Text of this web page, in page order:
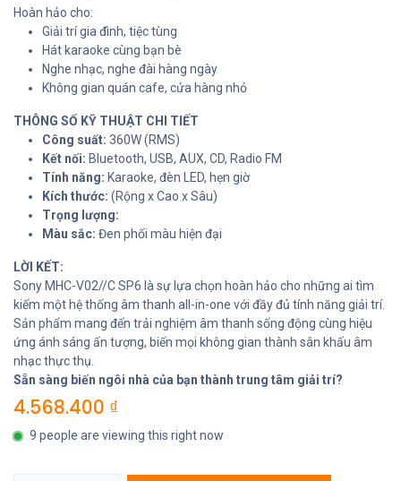
Hoàn hảo cho:
Giải trí gia đình, tiệc tùng
Hát karaoke cùng bạn bè
Nghe nhạc, nghe đài hàng ngày
Không gian quán cafe, cửa hàng nhỏ
THÔNG SỐ KỸ THUẬT CHI TIẾT
Công suất: 360W (RMS)
Kết nối: Bluetooth, USB, AUX, CD, Radio FM
Tính năng: Karaoke, đèn LED, hẹn giờ
Kích thước: (Rộng x Cao x Sâu)
Trọng lượng:
Màu sắc: Đen phối màu hiện đại
LỜI KẾT:
Sony MHC-V02//C SP6 là sự lựa chọn hoàn hảo cho những ai tìm
kiếm một hệ thống âm thanh all-in-one với đầy đủ tính năng giải trí.
Sản phẩm mang đến trải nghiệm âm thanh sống động cùng hiệu
ứng ánh sáng ấn tượng, biến mọi không gian thành sân khấu âm
nhạc thực thụ.
Sẵn sàng biến ngôi nhà của bạn thành trung tâm giải trí?
4.568.400 ₫
9 people are viewing this right now